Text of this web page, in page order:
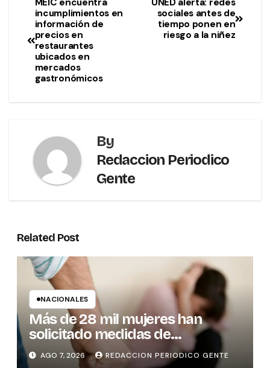
UNED alerta: redes
sociales antes de
tiempo ponen en
riesgo a la niñez
MEIC encuentra
incumplimientos en
información de
precios en
restaurantes
ubicados en
mercados
gastronómicos
By
Redaccion Periodico
Gente
Related Post
NACIONALES
Más de 28 mil mujeres han
solicitado medidas de
protección
AGO 7, 2026 REDACCION PERIODICO GENTE